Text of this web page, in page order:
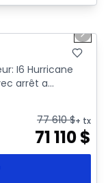
Next
I6 Hurricane
arrêt a...
77 610$+ tx
71 110$